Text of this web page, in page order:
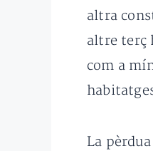
altra
altre terç
com a
La